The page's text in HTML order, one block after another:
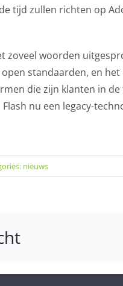
tijd zullen richten op
zoveel woorden
standaarden, en
die zijn klanten in
nu een legacy-
nieuws